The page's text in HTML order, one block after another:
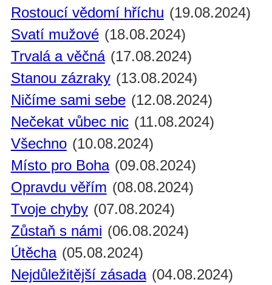
Rostoucí vědomí hříchu (19.08.2024)
Svatí mužové (18.08.2024)
Trvalá a věčná (17.08.2024)
Stanou zázraky (13.08.2024)
Ničíme sami sebe (12.08.2024)
Nečekat vůbec nic (11.08.2024)
Všechno (10.08.2024)
Místo pro Boha (09.08.2024)
Opravdu věřím (08.08.2024)
Tvoje chyby (07.08.2024)
Zůstaň s námi (06.08.2024)
Útěcha (05.08.2024)
Nejdůležitější zásada (04.08.2024)